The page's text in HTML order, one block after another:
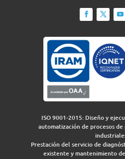
ISO 9001-2015: Diseño y
automatización de procesos
Prestación del servicio de
existente y mantenimiento